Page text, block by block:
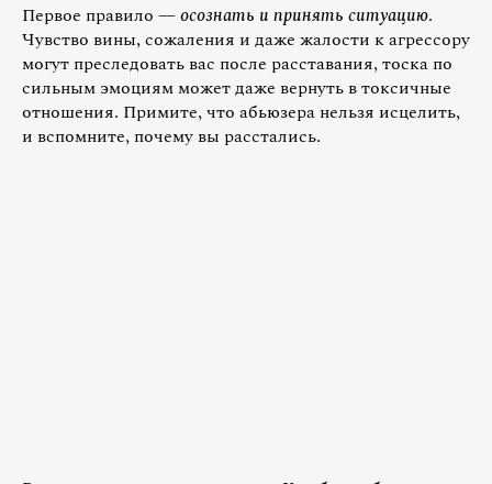
Первое правило —осознать и принять ситуацию.
Чувство вины, сожаления и даже жалости к агрессору
могут преследовать вас после расставания, тоска по
сильным эмоциям может даже вернуть в токсичные
отношения. Примите, что абьюзера нельзя исцелить,
и вспомните, почему вы расстались.